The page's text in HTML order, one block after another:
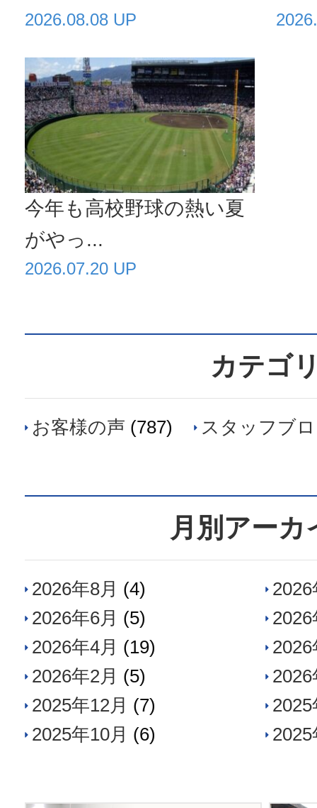
2026.08.08 UP
今年も高校野球の熱い夏
がやっ...
2026.07.20 UP
カテゴ
お客様の声 (787) スタッフブ
月別アーカ
2026年8月 (4)
2026年6月 (5)
2026年4月 (19)
2026年2月 (5)
2025年12月 (7)
2025年10月 (6)